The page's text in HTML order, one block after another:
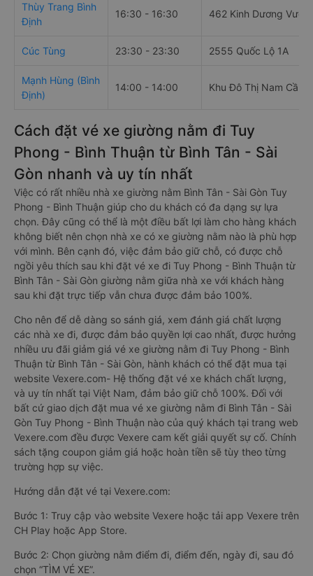
Thùy Trang Bình
Định
16:30 - 16:30 462 Kinh Dương
Cúc Tùng 23:30 - 23:30 2555 Quốc Lộ 1A
Mạnh Hùng (Bình
Định)
14:00 - 14:00 Khu Đô Thị Nam Cần
Cách đặt vé xe giường nằm đi Tuy
Phong - Bình Thuận từ Bình Tân - Sài
Gòn nhanh và uy tín nhất
Việc có rất nhiều nhà xe giường nằm Bình Tân - Sài Gòn Tuy
Phong - Bình Thuận giúp cho du khách có đa dạng sự lựa
chọn. Đây cũng có thể là một điều bất lợi làm cho hàng khách
không biết nên chọn nhà xe có xe giường nằm nào là phù hợp
với mình. Bên cạnh đó, việc đảm bảo giữ chỗ, có được chỗ
ngồi yêu thích sau khi đặt vé xe đi Tuy Phong - Bình Thuận từ
Bình Tân - Sài Gòn giường nằm giữa nhà xe với khách hàng
sau khi đặt trực tiếp vẫn chưa được đảm bảo 100%.
Cho nên để dễ dàng so sánh giá, xem đánh giá chất lượng
các nhà xe đi, được đảm bảo quyền lợi cao nhất, được hưởng
nhiều ưu đãi giảm giá vé xe giường nằm đi Tuy Phong - Bình
Thuận từ Bình Tân - Sài Gòn, hành khách có thể đặt mua tại
website Vexere.com- Hệ thống đặt vé xe khách chất lượng,
và uy tín nhất tại Việt Nam, đảm bảo giữ chỗ 100%. Đối với
bất cứ giao dịch đặt mua vé xe giường nằm đi Bình Tân - Sài
Gòn Tuy Phong - Bình Thuận nào của quý khách tại trang web
Vexere.com đều được Vexere cam kết giải quyết sự cố. Chính
sách tặng coupon giảm giá hoặc hoàn tiền sẽ tùy theo từng
trường hợp sự việc.
Hướng dẫn đặt vé tại Vexere.com:
Bước 1: Truy cập vào website Vexere hoặc tải app Vexere trên
CH Play hoặc App Store.
Bước 2: Chọn giường nằm điểm đi, điểm đến, ngày đi, sau đó
chọn “TÌM VÉ XE”.